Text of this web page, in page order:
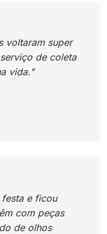
voltaram super
de coleta
vida."
e ficou
com peças
de olhos